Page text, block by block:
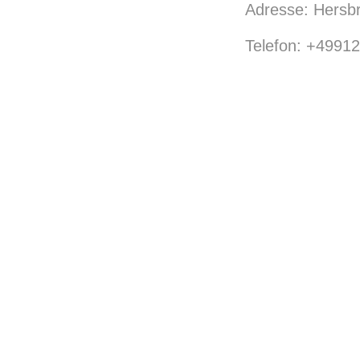
Adresse:
Telefon: